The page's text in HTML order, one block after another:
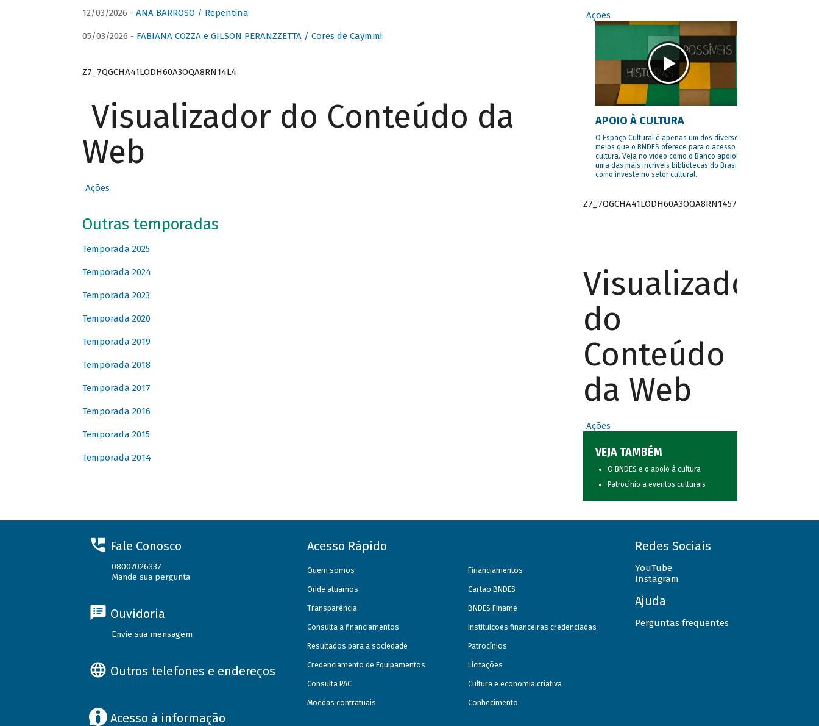
12/03/2026 - ANA BARROSO / Repentina
05/03/2026 - FABIANA COZZA e GILSON PERANZZETTA / Cores de Caymmi
Z7_7QGCHA41LODH60A3OQA8RN14L4
Visualizador do Conteúdo da
Web
Ações
Outras temporadas
Temporada 2025
Temporada 2024
Temporada 2023
Temporada 2020
Temporada 2019
Temporada 2018
Temporada 2017
Temporada 2016
Temporada 2015
Temporada 2014
Ações
APOIO À CULTURA
O Espaço Cultural é apenas um dos diversos
meios que o BNDES oferece para o acesso à
cultura. Veja no vídeo como o Banco apoiou
uma das mais incríveis bibliotecas do Brasil e
como investe no setor cultural.
Z7_7QGCHA41LODH60A3OQA8RN1457
Visualizador
do
Conteúdo
da Web
Ações
VEJA TAMBÉM
O BNDES e o apoio à cultura
Patrocínio a eventos culturais
Fale Conosco
08007026337
Mande sua pergunta
Ouvidoria
Envie sua mensagem
Outros telefones e endereços
Acesso à informação
Acesso Rápido
Quem somos
Onde atuamos
Transparência
Consulta a financiamentos
Resultados para a sociedade
Credenciamento de Equipamentos
Consulta PAC
Moedas contratuais
Financiamentos
Cartão BNDES
BNDES Finame
Instituições financeiras credenciadas
Patrocínios
Licitações
Cultura e economia criativa
Conhecimento
Redes Sociais
YouTube
Instagram
Ajuda
Perguntas frequentes